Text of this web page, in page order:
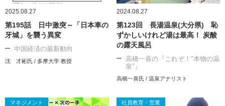
2025.08.27
第195話 日中激突～「日本車の
牙城」を襲う異変
中国経済の最新動向
沈 才彬氏 / 多摩大学 教授
2024.08.27
第123回 長湯温泉(大分県) 恥
ずかしいけれど湯は最高！ 炭酸
の露天風呂
高橋一喜の『これぞ！"本物の温
泉"』
高橋一喜氏 / 温泉アナリスト
マネジメント 社員教育・営業